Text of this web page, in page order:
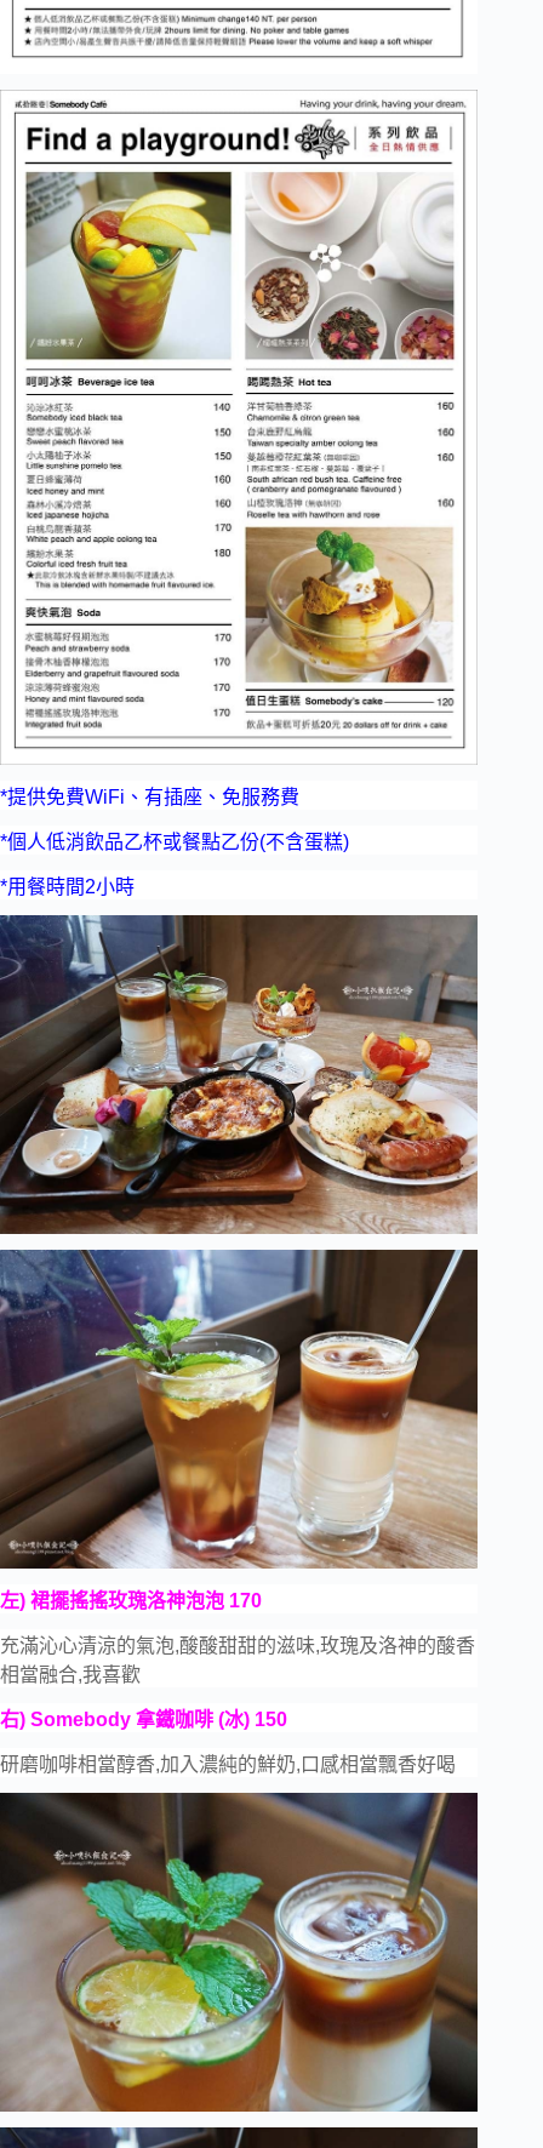
*提供免費WiFi、有插座、免服務費
*個人低消飲品乙杯或餐點乙份(不含蛋糕)
*用餐時間2小時
左) 裙擺搖搖玫瑰洛神泡泡 170
充滿沁心清涼的氣泡,酸酸甜甜的滋味,玫瑰及洛神的酸香
相當融合,我喜歡
右) Somebody 拿鐵咖啡 (冰) 150
研磨咖啡相當醇香,加入濃純的鮮奶,口感相當飄香好喝